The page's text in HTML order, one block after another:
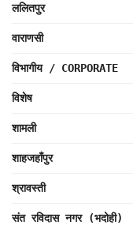
ललितपुर
वाराणसी
विभागीय / CORPORATE
विशेष
शामली
शाहजहाँपुर
श्रावस्ती
संत रविदास नगर (भदोही)